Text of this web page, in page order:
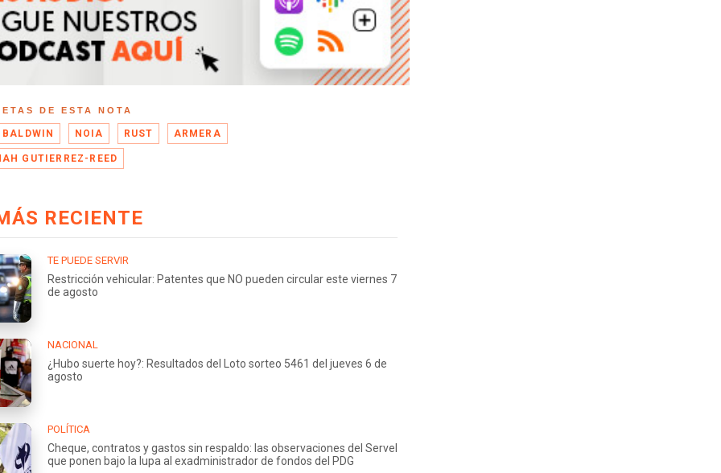
DE ESTA NOTA
NOIA RUST ARMERA
GUTIERREZ-REED
RECIENTE
TE PUEDE SERVIR
Restricción vehicular: Patentes que NO pueden circular este viernes 7
de agosto
NACIONAL
¿Hubo suerte hoy?: Resultados del Loto sorteo 5461 del jueves 6 de
agosto
POLÍTICA
Cheque, contratos y gastos sin respaldo: las observaciones del Servel
que ponen bajo la lupa al exadministrador de fondos del PDG